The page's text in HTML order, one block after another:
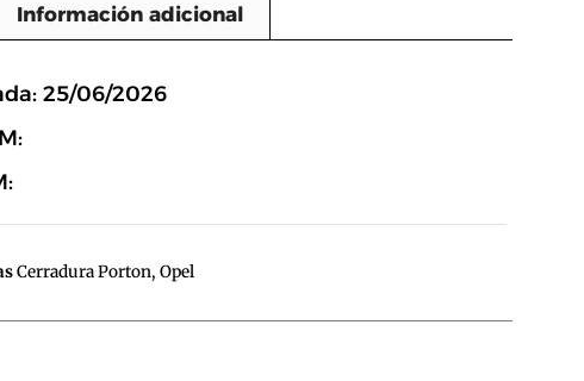
Información adicional
25/06/2026
Cerradura Porton, Opel